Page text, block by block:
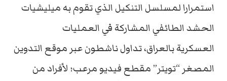
استمرارا لمسلسل التنكيل الذي تقوم به ميليشيات
الحشد الطائفي المشاركة في العمليات
العسكرية بالعراق، تداول ناشطون عبر موقع التدوين
المصغر “تويتر” مقطع فيديو مرعب؛ لأفراد من